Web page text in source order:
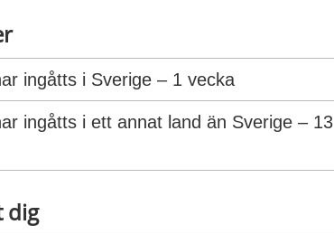
ingåtts i Sverige – 1 vecka
ingåtts i ett annat land än Sverige – 13
dig